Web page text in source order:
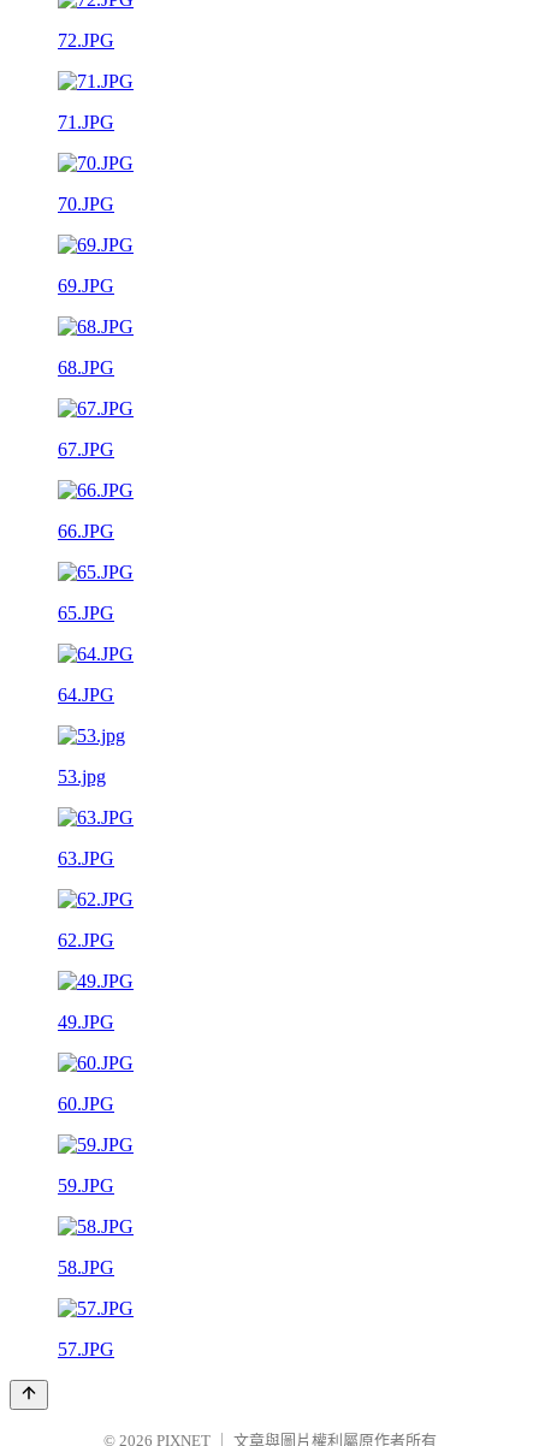
72.JPG
71.JPG
70.JPG
69.JPG
68.JPG
67.JPG
66.JPG
65.JPG
64.JPG
53.jpg
63.JPG
62.JPG
49.JPG
60.JPG
59.JPG
58.JPG
57.JPG
© 2026 PIXNET 文章與圖片權利屬原作者所有